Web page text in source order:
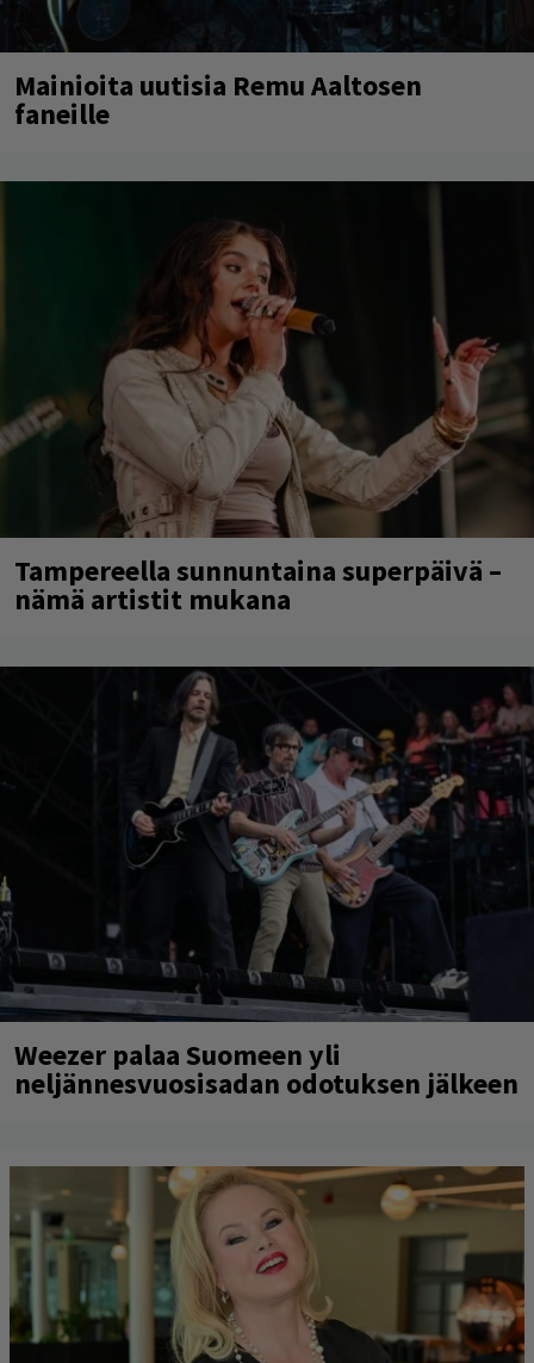
Mainioita uutisia Remu Aaltosen
faneille
Tampereella sunnuntaina superpäivä –
nämä artistit mukana
Weezer palaa Suomeen yli
neljännesvuosisadan odotuksen jälkeen